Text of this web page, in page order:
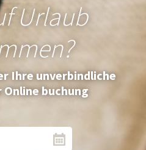
Urlaub
Ihre unverbindliche
buchung